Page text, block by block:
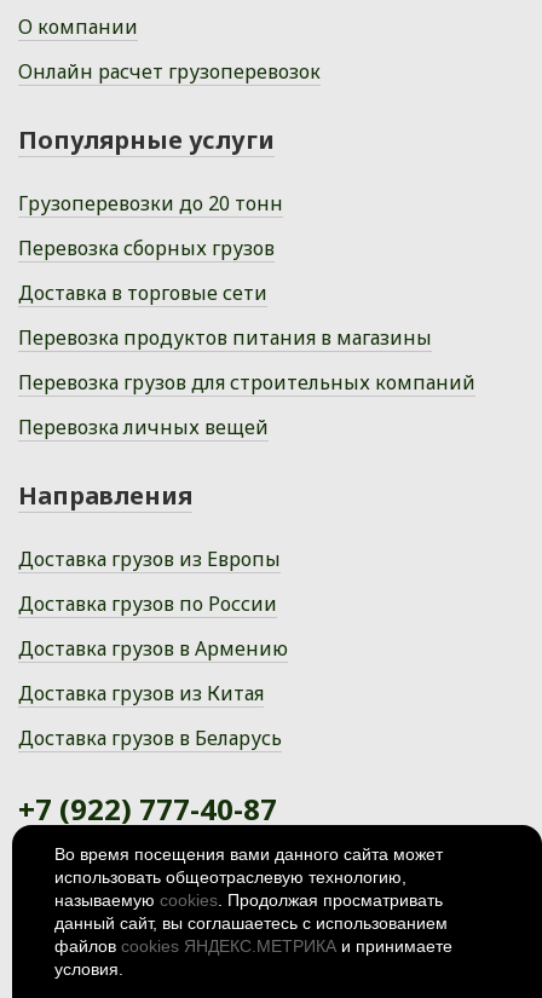
О компании
Онлайн расчет грузоперевозок
Популярные услуги
Грузоперевозки до 20 тонн
Перевозка сборных грузов
Доставка в торговые сети
Перевозка продуктов питания в магазины
Перевозка грузов для строительных компаний
Перевозка личных вещей
Направления
Доставка грузов из Европы
Доставка грузов по России
Доставка грузов в Армению
Доставка грузов из Китая
Доставка грузов в Беларусь
+7 (922) 777-40-87
Ханты-Мансийский автономный
округ, г. Сургут, Пионерная улица,
© 2026Политика
конфиденциальности
Во время посещения вами данного сайта может
использовать общеотраслевую технологию,
называемую cookies . Продолжая просматривать
данный сайт, вы соглашаетесь с использованием
файлов cookies ЯНДЕКС.МЕТРИКА и принимаете
условия.